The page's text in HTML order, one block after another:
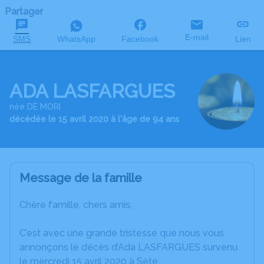
Partager
SMS WhatsApp Facebook E-mail Lien
ADA LASFARGUES
née DE MORI
décédée le 15 avril 2020 à l'âge de 94 ans
Message de la famille
Chère famille, chers amis,
C’est avec une grande tristesse que nous vous
annonçons le décès d’Ada LASFARGUES survenu
le mercredi 15 avril 2020 à Sète.